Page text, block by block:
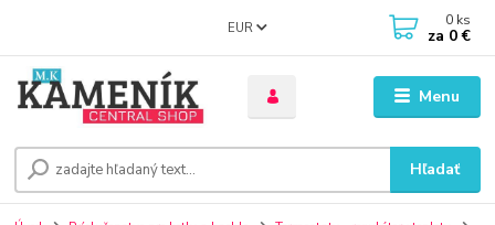
Menu
EUR
Hľadať
0 ks
za 0 €